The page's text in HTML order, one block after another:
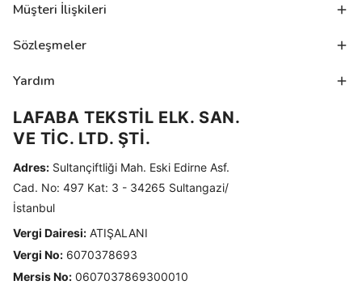
Müşteri İlişkileri
Sözleşmeler
Yardım
LAFABA TEKSTİL ELK. SAN.
VE TİC. LTD. ŞTİ.
Adres: Sultançiftliği Mah. Eski Edirne Asf.
Cad. No: 497 Kat: 3 - 34265 Sultangazi/
İstanbul
Vergi Dairesi: ATIŞALANI
Vergi No: 6070378693
Mersis No: 0607037869300010